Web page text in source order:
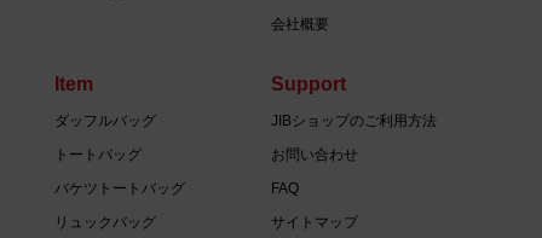
会社概要
Item
ダッフルバッグ
トートバッグ
バケツトートバッグ
リュックバッグ
Support
JIBショップのご利用方法
お問い合わせ
FAQ
サイトマップ